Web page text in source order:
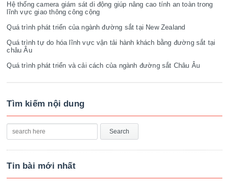
Hệ thống camera giám sát di động giúp nâng cao tính an toàn trong
lĩnh vực giao thông công cộng
Quá trình phát triển của ngành đường sắt tại New Zealand
Quá trình tự do hóa lĩnh vực vận tải hành khách bằng đường sắt tại
châu Âu
Quá trình phát triển và cải cách của ngành đường sắt Châu Âu
Tìm kiếm nội dung
Tin bài mới nhất